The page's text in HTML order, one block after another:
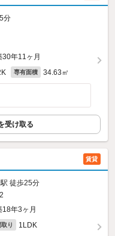
分
30年11ヶ月
専有面積 34.63㎡
受け取る
賃貸
徒歩25分
18年3ヶ月
取り 1LDK